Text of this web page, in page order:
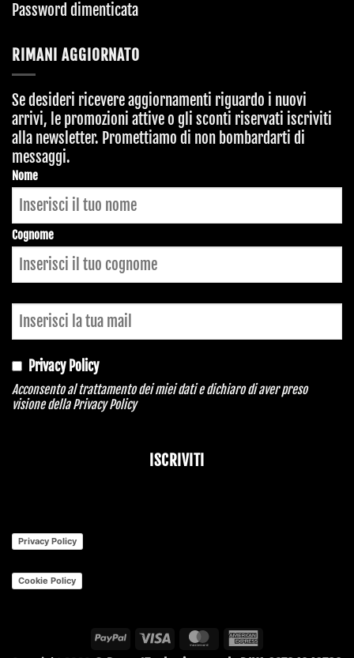
Password dimenticata
RIMANI AGGIORNATO
Se desideri ricevere aggiornamenti riguardo i nuovi
arrivi, le promozioni attive o gli sconti riservati iscriviti
alla newsletter. Promettiamo di non bombardarti di
messaggi.
Nome
Cognome
Privacy Policy
Acconsento al trattamento dei miei dati e dichiaro di aver preso
visione dellaPrivacy Policy
ISCRIVITI
Privacy Policy
Cookie Policy
PayPal Visa MasterCard